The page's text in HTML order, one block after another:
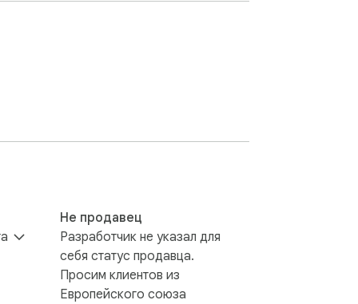
Не продавец
Разработчик не указал для
себя статус продавца.
Просим клиентов из
Европейского союза